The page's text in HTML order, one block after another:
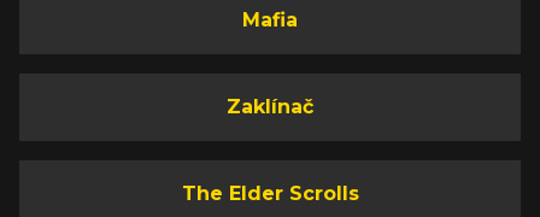
Mafia
Zaklínač
The Elder Scrolls